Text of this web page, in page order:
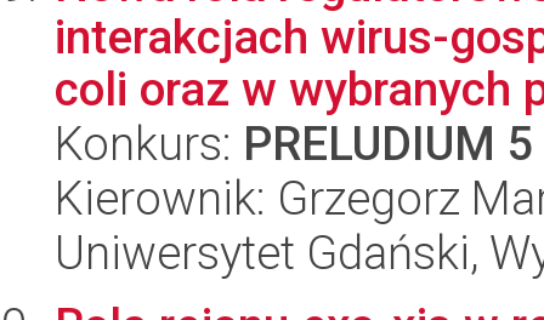
interakcjach wirus-
coli oraz w wybranych
Konkurs: PRELUDIUM 5
Kierownik: Grzegorz
Uniwersytet Gdański,